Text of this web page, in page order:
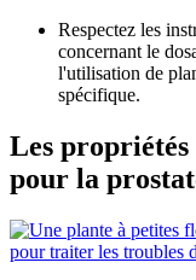
Respectez les
concernant le
l'utilisation de
spécifique.
Les propriétés
pour la